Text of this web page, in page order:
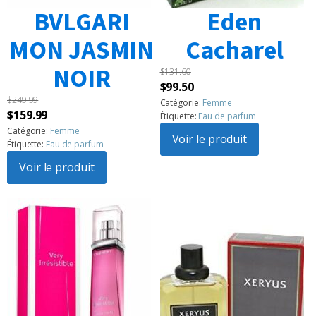
BVLGARI
MON JASMIN
NOIR
$249.99
Le
prix
initial
était :
$249.99.
$159.99Le
prix
actuel
est :
$159.99.
Catégorie: Femme
Étiquette: Eau de parfum
Voir le produit
Eden
Cacharel
$131.60
Le
prix
initial
était :
$131.60.
$99.50Le
prix
actuel
est :
$99.50.
Catégorie: Femme
Étiquette: Eau de parfum
Voir le produit